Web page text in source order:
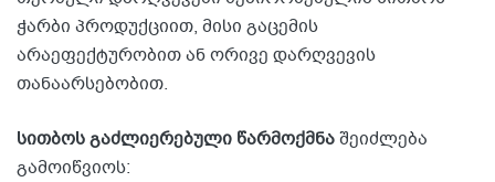
ჭარბი პროდუქციით, მისი გაცემის
არაეფექტურობით ან ორივე დარღვევის
თანაარსებობით.
სითბოს გაძლიერებული წარმოქმნაშეიძლება
გამოიწვიოს: